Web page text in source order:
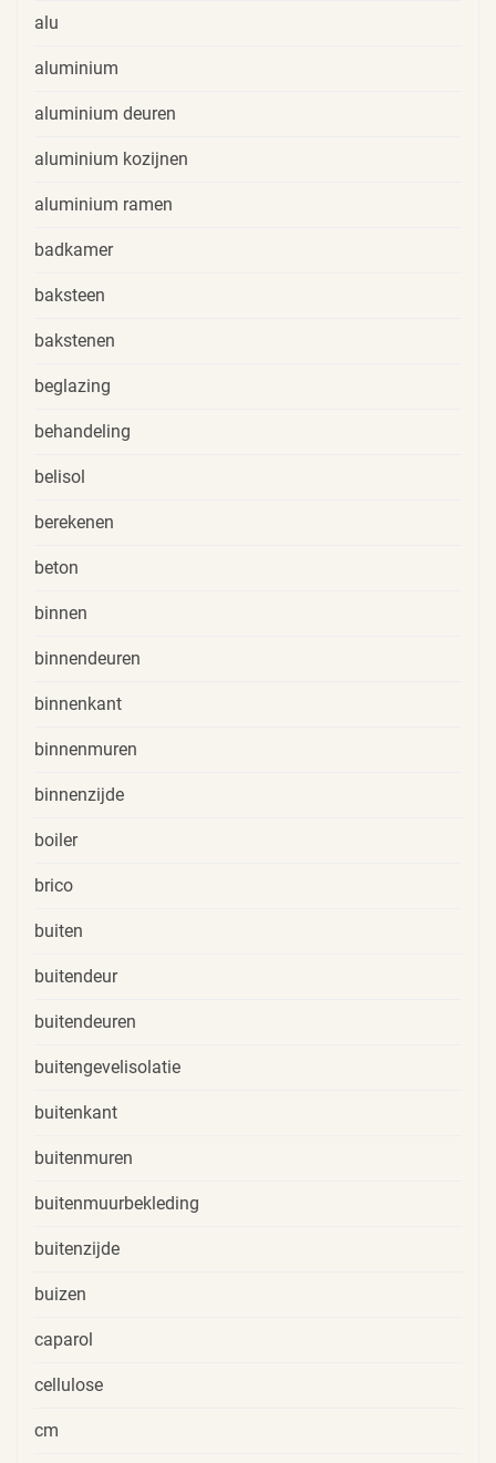
alu
aluminium
aluminium deuren
aluminium kozijnen
aluminium ramen
badkamer
baksteen
bakstenen
beglazing
behandeling
belisol
berekenen
beton
binnen
binnendeuren
binnenkant
binnenmuren
binnenzijde
boiler
brico
buiten
buitendeur
buitendeuren
buitengevelisolatie
buitenkant
buitenmuren
buitenmuurbekleding
buitenzijde
buizen
caparol
cellulose
cm